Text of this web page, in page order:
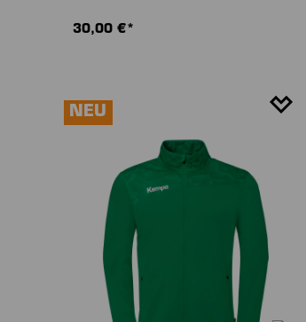
30,00 €*
NEU